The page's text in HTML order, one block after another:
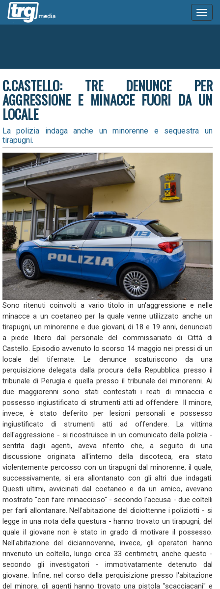
C.CASTELLO: TRE DENUNCE PER
AGGRESSIONE E MINACCE FUORI DA UN
LOCALE
La polizia indaga anche un minorenne e sequestra un
tirapugni.
Sono ritenuti coinvolti a vario titolo in un'aggressione e nelle
minacce a un coetaneo per la quale venne utilizzato anche un
tirapugni, un minorenne e due giovani, di 18 e 19 anni, denunciati
a piede libero dal personale del commissariato di Città di
Castello. Episodio avvenuto lo scorso 14 maggio nei pressi di un
locale del tifernate. Le denunce scaturiscono da una
perquisizione delegata dalla procura della Repubblica presso il
tribunale di Perugia e quella presso il tribunale dei minorenni. Ai
due maggiorenni sono stati contestati i reati di minaccia e
possesso ingiustificato di strumenti atti ad offendere. Il minore,
invece, è stato deferito per lesioni personali e possesso
ingiustificato di strumenti atti ad offendere. La vittima
dell'aggressione - si ricostruisce in un comunicato della polizia -
sentita dagli agenti, aveva riferito che, a seguito di una
discussione originata all'interno della discoteca, era stato
violentemente percosso con un tirapugni dal minorenne, il quale,
successivamente, si era allontanato con gli altri due indagati.
Questi ultimi, avvicinati dal coetaneo e da un amico, avevano
mostrato "con fare minaccioso" - secondo l'accusa - due coltelli
per farli allontanare. Nell'abitazione del diciottenne i poliziotti - si
legge in una nota della questura - hanno trovato un tirapugni, del
quale il giovane non è stato in grado di motivare il possesso.
Nell'abitazione del diciannovenne, invece, gli operatori hanno
rinvenuto un coltello, lungo circa 33 centimetri, anche questo -
secondo gli investigatori - immotivatamente detenuto dal
giovane. Infine, nel corso della perquisizione presso l'abitazione
del minore, gli agenti hanno trovato una pistola "scacciacani" e